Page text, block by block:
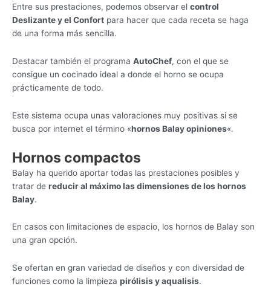
Entre sus prestaciones, podemos observar el control
Deslizante y el Confort para hacer que cada receta se haga
de una forma más sencilla.
Destacar también el programa AutoChef, con el que se
consigue un cocinado ideal a donde el horno se ocupa
prácticamente de todo.
Este sistema ocupa unas valoraciones muy positivas si se
busca por internet el término «hornos Balay opiniones«.
Hornos compactos
Balay ha querido aportar todas las prestaciones posibles y
tratar de reducir al máximo las dimensiones de los hornos
Balay.
En casos con limitaciones de espacio, los hornos de Balay son
una gran opción.
Se ofertan en gran variedad de diseños y con diversidad de
funciones como la limpieza pirólisis y aqualisis.